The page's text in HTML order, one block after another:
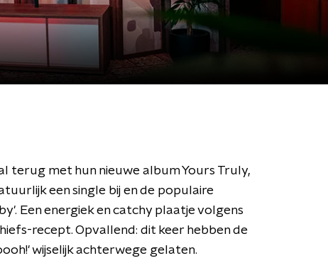
terug met hun nieuwe album Yours Truly,
een single bij en de populaire
Een energiek en catchy plaatje volgens
recept. Opvallend: dit keer hebben de
wijselijk achterwege gelaten.